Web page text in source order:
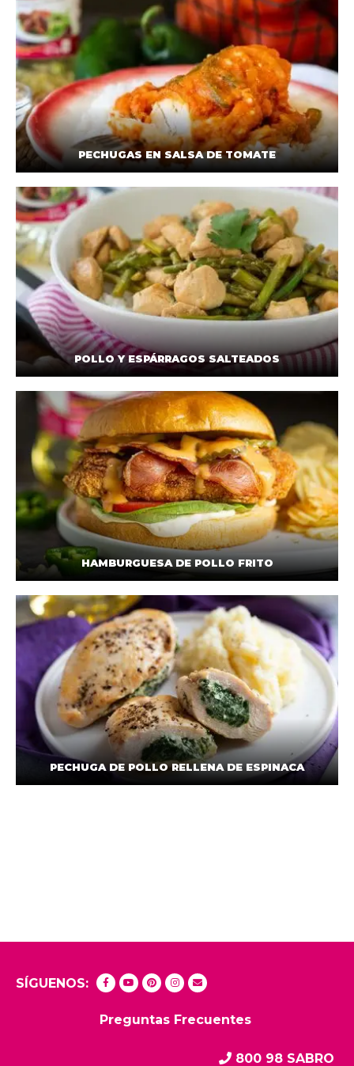
PECHUGAS EN SALSA DE TOMATE
POLLO Y ESPÁRRAGOS SALTEADOS
HAMBURGUESA DE POLLO FRITO
PECHUGA DE POLLO RELLENA DE ESPINACA
SÍGUENOS:
Preguntas Frecuentes
800 98 SABRO